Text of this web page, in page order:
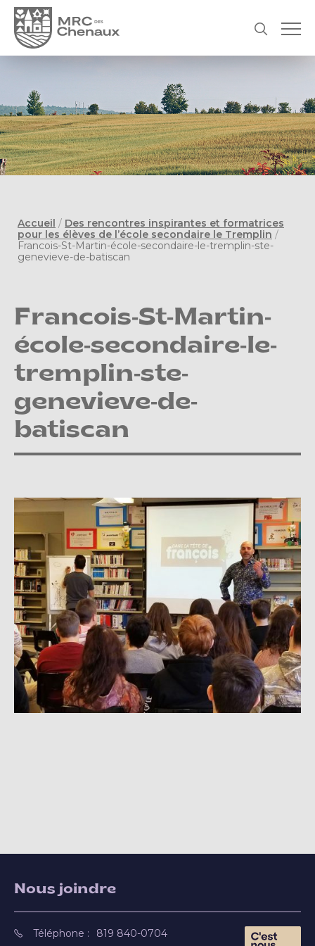
Accueil / Des rencontres inspirantes et formatrices
pour les élèves de l’école secondaire le Tremplin /
Francois-St-Martin-école-secondaire-le-tremplin-ste-
genevieve-de-batiscan
Francois-St-Martin-
école-secondaire-le-
tremplin-ste-
genevieve-de-
batiscan
Nous joindre
Téléphone : 819 840-0704